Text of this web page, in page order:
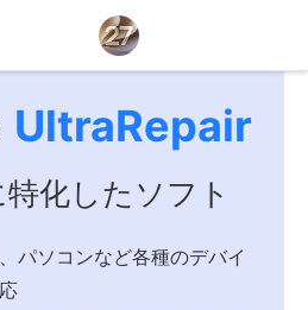
UltraRepair
化したソフト
パソコンなど各種のデバイ